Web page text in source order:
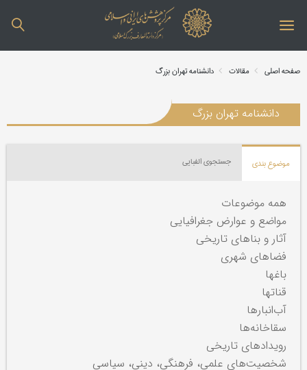
صفحه اصلی مقالات دانشنامه تهران بزرگ
دانشنامه تهران بزرگ
موضوع بندی جستجوی الفبایی
همه موضوعات
مواضع و عوارض جغرافیایی
آثار و بناهای تاریخی
فضاهای شهری
باغها
قناتها
آب‌انبارها
سقاخانه‌ها
رویدادهای تاریخی
شخصیت‌های علمی، فرهنگی، دینی، سیاسی